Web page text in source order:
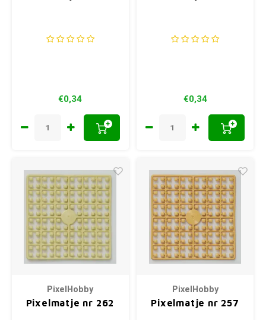
€0,34
+
€0,34
+
PixelHobby
Pixelmatje nr 262
PixelHobby
Pixelmatje nr 257